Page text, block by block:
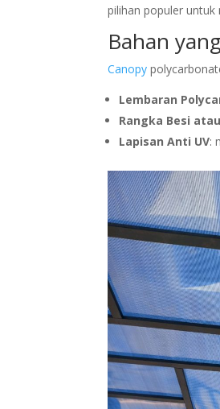
pilihan populer untuk
Bahan
Canopy
Lembaran
Rangka Besi
Lapisan Anti UV: